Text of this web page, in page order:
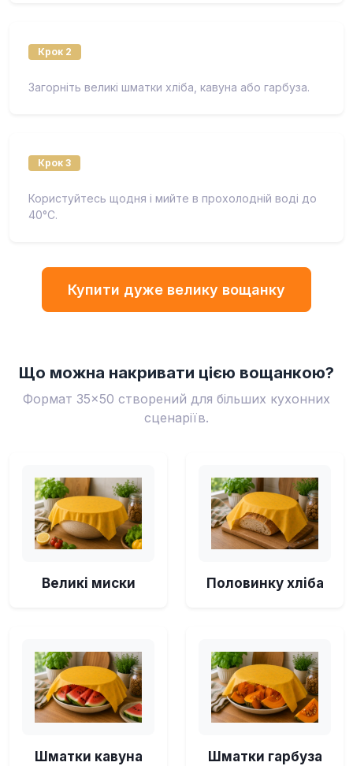
Крок 2
Загорніть великі шматки хліба, кавуна або гарбуза.
Крок 3
Користуйтесь щодня і мийте в прохолодній воді до
40°C.
Купити дуже велику вощанку
Що можна накривати цією вощанкою?
Формат 35×50 створений для більших кухонних
сценаріїв.
Великі миски Половинку хліба
Шматки кавуна Шматки гарбуза